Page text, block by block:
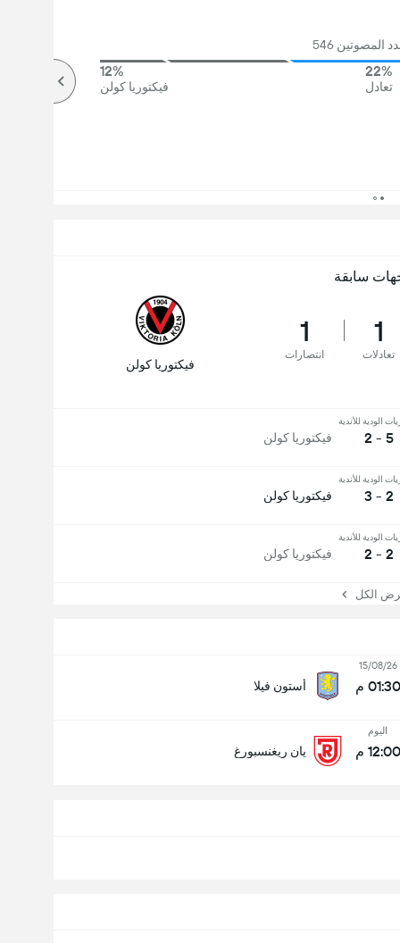
15/08/26
01:30 م أستون فيلا
اليوم
12:00 م يان ريغنسبورغ
المصوتين 546
22%
تعادل
12%
فيكتوريا كولن
سابقة
1
تعادلات
1
انتصارات
فيكتوريا كولن
الودية للأندية
5 - 2 فيكتوريا كولن
الودية للأندية
2 - 3 فيكتوريا كولن
الودية للأندية
2 - 2 فيكتوريا كولن
الكل